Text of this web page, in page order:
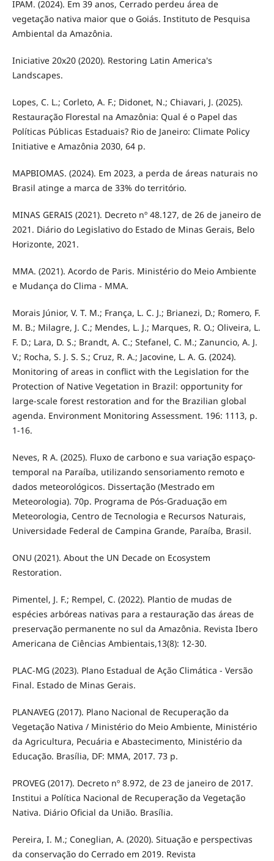
IPAM. (2024). Em 39 anos, Cerrado perdeu área de
vegetação nativa maior que o Goiás. Instituto de Pesquisa
Ambiental da Amazônia.
Iniciative 20x20 (2020). Restoring Latin America's
Landscapes.
Lopes, C. L.; Corleto, A. F.; Didonet, N.; Chiavari, J. (2025).
Restauração Florestal na Amazônia: Qual é o Papel das
Políticas Públicas Estaduais? Rio de Janeiro: Climate Policy
Initiative e Amazônia 2030, 64 p.
MAPBIOMAS. (2024). Em 2023, a perda de áreas naturais no
Brasil atinge a marca de 33% do território.
MINAS GERAIS (2021). Decreto nº 48.127, de 26 de janeiro de
2021. Diário do Legislativo do Estado de Minas Gerais, Belo
Horizonte, 2021.
MMA. (2021). Acordo de Paris. Ministério do Meio Ambiente
e Mudança do Clima - MMA.
Morais Júnior, V. T. M.; França, L. C. J.; Brianezi, D.; Romero, F.
M. B.; Milagre, J. C.; Mendes, L. J.; Marques, R. O.; Oliveira, L.
F. D.; Lara, D. S.; Brandt, A. C.; Stefanel, C. M.; Zanuncio, A. J.
V.; Rocha, S. J. S. S.; Cruz, R. A.; Jacovine, L. A. G. (2024).
Monitoring of areas in conflict with the Legislation for the
Protection of Native Vegetation in Brazil: opportunity for
large-scale forest restoration and for the Brazilian global
agenda. Environment Monitoring Assessment. 196: 1113, p.
1-16.
Neves, R A. (2025). Fluxo de carbono e sua variação espaço-
temporal na Paraíba, utilizando sensoriamento remoto e
dados meteorológicos. Dissertação (Mestrado em
Meteorologia). 70p. Programa de Pós-Graduação em
Meteorologia, Centro de Tecnologia e Recursos Naturais,
Universidade Federal de Campina Grande, Paraíba, Brasil.
ONU (2021). About the UN Decade on Ecosystem
Restoration.
Pimentel, J. F.; Rempel, C. (2022). Plantio de mudas de
espécies arbóreas nativas para a restauração das áreas de
preservação permanente no sul da Amazônia. Revista Ibero
Americana de Ciências Ambientais,13(8): 12-30.
PLAC-MG (2023). Plano Estadual de Ação Climática - Versão
Final. Estado de Minas Gerais.
PLANAVEG (2017). Plano Nacional de Recuperação da
Vegetação Nativa / Ministério do Meio Ambiente, Ministério
da Agricultura, Pecuária e Abastecimento, Ministério da
Educação. Brasília, DF: MMA, 2017. 73 p.
PROVEG (2017). Decreto nº 8.972, de 23 de janeiro de 2017.
Institui a Política Nacional de Recuperação da Vegetação
Nativa. Diário Oficial da União. Brasília.
Pereira, I. M.; Coneglian, A. (2020). Situação e perspectivas
da conservação do Cerrado em 2019. Revista